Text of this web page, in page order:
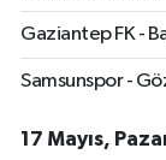
Gaziantep FK -
Samsunspor -
17 Mayıs,